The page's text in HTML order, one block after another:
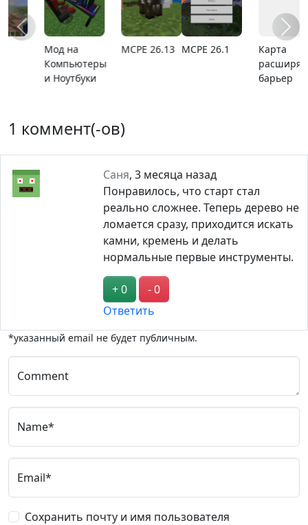
MCPE 26.1
расширяющийся
барьер
Карта ада
MCPE
1.21.110.20
1 коммент(-ов)
Саня, 3 месяца назад
Понравилось, что старт стал
реально сложнее. Теперь дерево не
ломается сразу, приходится искать
камни, кремень и делать
нормальные первые инструменты.
+ 0
- 0
Ответить
*указанный email не будет публичным.
Comment
Name*
Email*
Сохранить почту и имя пользователя